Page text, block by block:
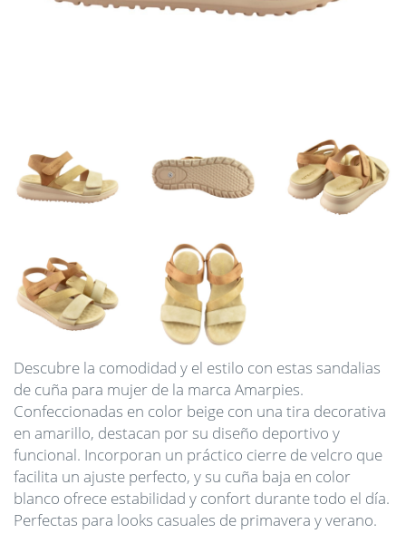
Descubre la comodidad y el estilo con estas sandalias
de cuña para mujer de la marca Amarpies.
Confeccionadas en color beige con una tira decorativa
en amarillo, destacan por su diseño deportivo y
funcional. Incorporan un práctico cierre de velcro que
facilita un ajuste perfecto, y su cuña baja en color
blanco ofrece estabilidad y confort durante todo el día.
Perfectas para looks casuales de primavera y verano.